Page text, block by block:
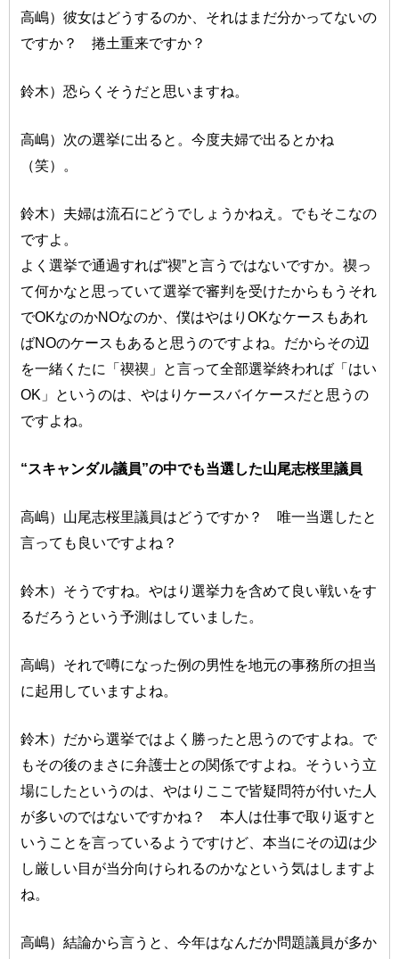
高嶋）彼女はどうするのか、それはまだ分かってないの
ですか？ 捲土重来ですか？
鈴木）恐らくそうだと思いますね。
高嶋）次の選挙に出ると。今度夫婦で出るとかね
（笑）。
鈴木）夫婦は流石にどうでしょうかねえ。でもそこなの
ですよ。
よく選挙で通過すれば“禊”と言うではないですか。禊っ
て何かなと思っていて選挙で審判を受けたからもうそれ
でOKなのかNOなのか、僕はやはりOKなケースもあれ
ばNOのケースもあると思うのですよね。だからその辺
を一緒くたに「禊禊」と言って全部選挙終われば「はい
OK」というのは、やはりケースバイケースだと思うの
ですよね。
“スキャンダル議員”の中でも当選した山尾志桜里議員
高嶋）山尾志桜里議員はどうですか？ 唯一当選したと
言っても良いですよね？
鈴木）そうですね。やはり選挙力を含めて良い戦いをす
るだろうという予測はしていました。
高嶋）それで噂になった例の男性を地元の事務所の担当
に起用していますよね。
鈴木）だから選挙ではよく勝ったと思うのですよね。で
もその後のまさに弁護士との関係ですよね。そういう立
場にしたというのは、やはりここで皆疑問符が付いた人
が多いのではないですかね？ 本人は仕事で取り返すと
いうことを言っているようですけど、本当にその辺は少
し厳しい目が当分向けられるのかなという気はしますよ
ね。
高嶋）結論から言うと、今年はなんだか問題議員が多か